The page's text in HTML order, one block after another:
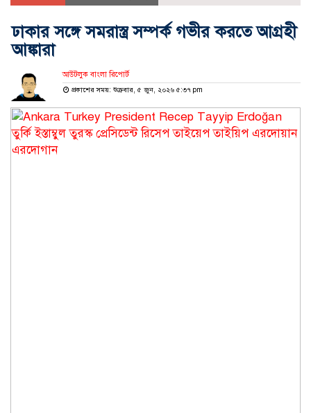
ঢাকার সঙ্গে সমরাস্ত্র সম্পর্ক গভীর করতে আগ্রহী
আঙ্কারা
আউটলুক বাংলা রিপোর্ট
প্রকাশের সময়: শুক্রবার, ৫ জুন, ২০২৬ ৫:৩৭ pm